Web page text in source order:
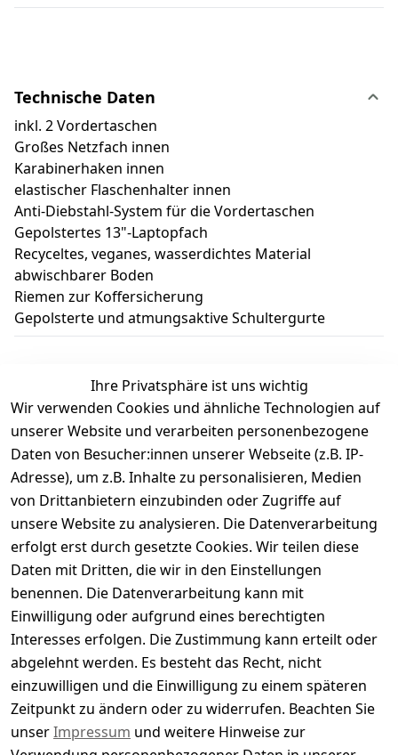
Technische Daten
inkl. 2 Vordertaschen
Großes Netzfach innen
Karabinerhaken innen
elastischer Flaschenhalter innen
Anti-Diebstahl-System für die Vordertaschen
Gepolstertes 13"-Laptopfach
Recyceltes, veganes, wasserdichtes Material
abwischbarer Boden
Riemen zur Koffersicherung
Gepolsterte und atmungsaktive Schultergurte
Kundenbewertungen
Durchschnittliche Bewertung
0
Basierend auf 0 Bewertung(en)
Bewertung abgeben
5
( 0 )
4
( 0 )
3
( 0 )
2
( 0 )
1
( 0 )
Es hat noch niemand eine Bewertung für diesen
Artikel abgegeben
Ihre Privatsphäre ist uns wichtig
Wir verwenden Cookies und ähnliche Technologien auf
unserer Website und verarbeiten personenbezogene
Daten von Besucher:innen unserer Webseite (z.B. IP-
Adresse), um z.B. Inhalte zu personalisieren, Medien
von Drittanbietern einzubinden oder Zugriffe auf
unsere Website zu analysieren. Die Datenverarbeitung
erfolgt erst durch gesetzte Cookies. Wir teilen diese
Daten mit Dritten, die wir in den Einstellungen
benennen. Die Datenverarbeitung kann mit
Einwilligung oder aufgrund eines berechtigten
Interesses erfolgen. Die Zustimmung kann erteilt oder
abgelehnt werden. Es besteht das Recht, nicht
einzuwilligen und die Einwilligung zu einem späteren
Zeitpunkt zu ändern oder zu widerrufen. Beachten Sie
unserImpressum und weitere Hinweise zur